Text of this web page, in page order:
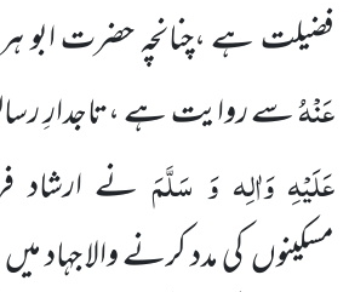
فضیلت ہے ،چنانچہ حضرت ابو
عَنْہُسے روایت ہے ،تاجدارِ
عَلَیْہِ وَاٰلِہ وَ سَلَّمَ نے ارشاد
مسکینوں کی مدد کرنے والا